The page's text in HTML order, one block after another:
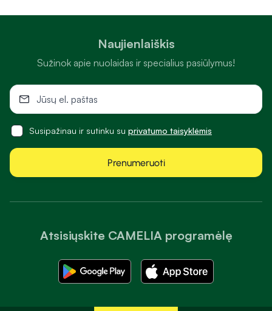
Atsisiųskite CAMELIA programėlę
Naujienlaiškis
Sužinok apie nuolaidas ir specialius pasiūlymus!
Susipažinau ir sutinku su privatumo taisyklėmis
Prenumeruoti